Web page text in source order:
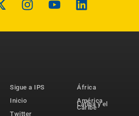
Sigue a IPS
Inicio
Twitter
África
América
Latina y el
Caribe